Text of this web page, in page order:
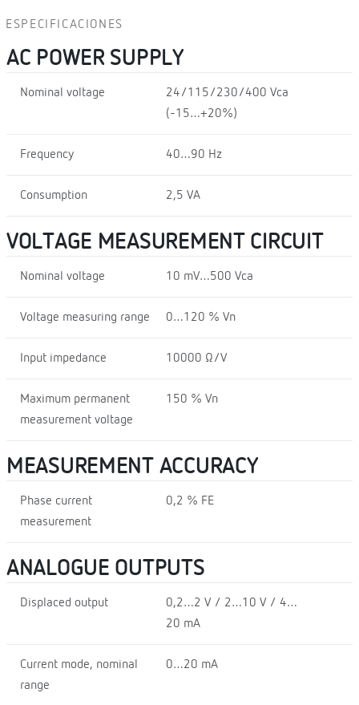
ESPECIFICACIONES
AC POWER SUPPLY
Nominal voltage
24/115/230/400 Vca
(-15…+20%)
Frequency 40…90 Hz
Consumption 2,5 VA
VOLTAGE MEASUREMENT CIRCUIT
Nominal voltage 10 mV…500 Vca
Voltage measuring range 0…120 % Vn
Input impedance 10000 Ω/V
Maximum permanent
measurement voltage
150 % Vn
MEASUREMENT ACCURACY
Phase current
measurement
0,2 % FE
ANALOGUE OUTPUTS
Displaced output
0,2…2 V / 2…10 V / 4…
20 mA
Current mode, nominal
range
0…20 mA